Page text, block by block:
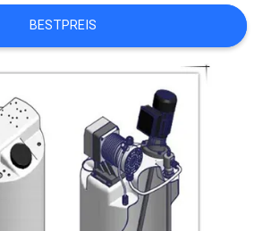
BESTPREIS